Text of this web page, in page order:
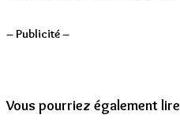
– Publicité –
Vous pourriez également lire